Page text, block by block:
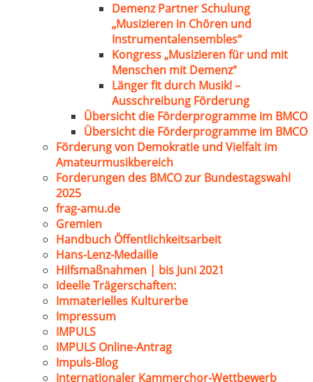
Demenz Partner Schulung
„Musizieren in Chören und
Instrumentalensembles“
Kongress „Musizieren für und mit
Menschen mit Demenz“
Länger fit durch Musik! –
Ausschreibung Förderung
Übersicht die Förderprogramme im BMCO
Übersicht die Förderprogramme im BMCO
Förderung von Demokratie und Vielfalt im
Amateurmusikbereich
Forderungen des BMCO zur Bundestagswahl
2025
frag-amu.de
Gremien
Handbuch Öffentlichkeitsarbeit
Hans-Lenz-Medaille
Hilfsmaßnahmen | bis Juni 2021
Ideelle Trägerschaften:
Immaterielles Kulturerbe
Impressum
IMPULS
IMPULS Online-Antrag
Impuls-Blog
Internationaler Kammerchor-Wettbewerb